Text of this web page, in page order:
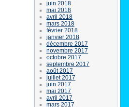
juin 2018
mai 2018
avril 2018
mars 2018
février 2018
janvier 2018
décembre 2017
novembre 2017
octobre 2017
septembre 2017
août 2017
juillet 2017
juin 2017
mai 2017
avril 2017
mars 2017